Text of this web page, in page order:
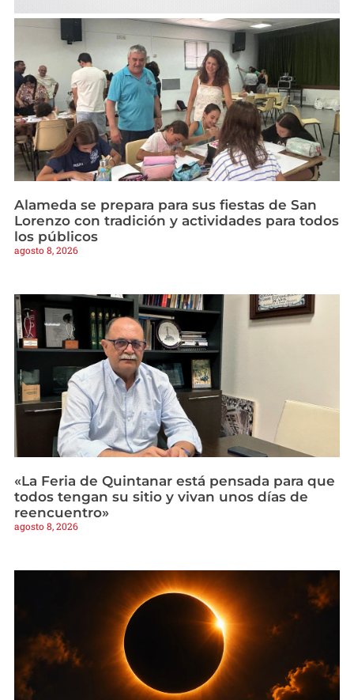
Alameda se prepara para sus fiestas de San
Lorenzo con tradición y actividades para todos
los públicos
agosto 8, 2026
«La Feria de Quintanar está pensada para que
todos tengan su sitio y vivan unos días de
reencuentro»
agosto 8, 2026